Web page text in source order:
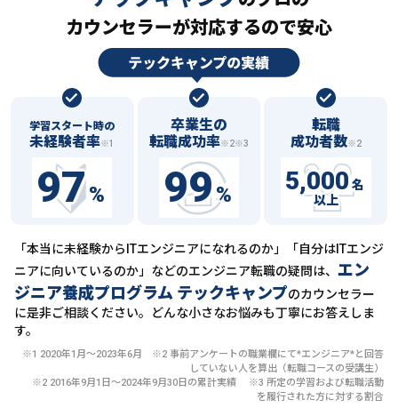
カウンセラーが対応するので安心
学習スタート時の
未経験者率※1
97%
卒業生の
転職成功率※2※3
99%
転職
成功者数※2
5,000 名
以上
「本当に未経験からITエンジニアになれるのか」「自分はITエンジ
ニアに向いているのか」などのエンジニア転職の疑問は、 エン
ジニア養成プログラム テックキャンプのカウンセラー
に是非ご相談ください。どんな小さなお悩みも丁寧にお答えしま
す。
※1 2020年1月〜2023年6月 ※2 事前アンケートの職業欄にて*エンジニア*と回答
していない人を算出（転職コースの受講生）
※2 2016年9月1日〜2024年9月30日の累計実績 ※3 所定の学習および転職活動
を履行された方に対する割合